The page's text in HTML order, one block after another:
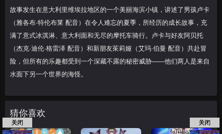
故事发生在意大利里维埃拉地区的一个美丽海滨小镇，讲述了男孩卢卡
（雅各布·特伦布莱 配音）在令人难忘的夏季，所经历的成长故事，充
满了意式冰淇淋、意大利面和无尽的摩托车骑行。卢卡与好友阿贝托
（杰克·迪伦·格雷泽 配音）和新朋友茱莉娅（艾玛·伯曼 配音）共赴冒
险，但所有的乐趣都受到一个深藏不露的秘密威胁——他们两人是来自
水面下另一个世界的海怪。
猜你喜欢
关闭 关闭